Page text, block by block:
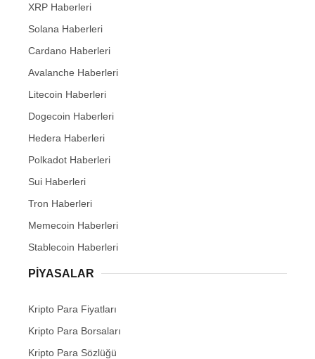
XRP Haberleri
Solana Haberleri
Cardano Haberleri
Avalanche Haberleri
Litecoin Haberleri
Dogecoin Haberleri
Hedera Haberleri
Polkadot Haberleri
Sui Haberleri
Tron Haberleri
Memecoin Haberleri
Stablecoin Haberleri
PIYASALAR
Kripto Para Fiyatları
Kripto Para Borsaları
Kripto Para Sözlüğü